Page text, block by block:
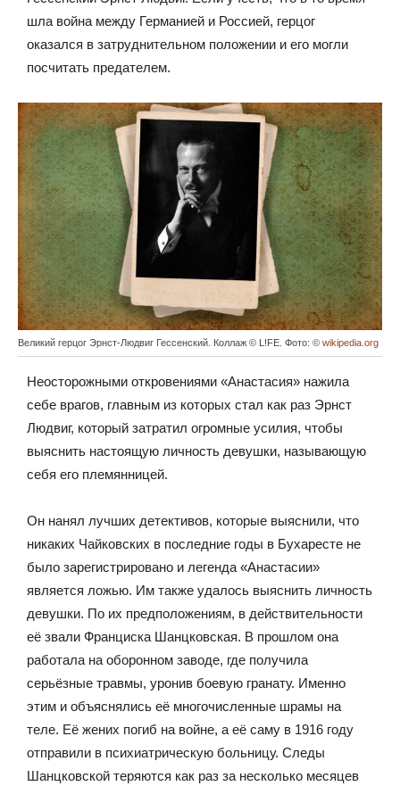
шла война между Германией и Россией, герцог
оказался в затруднительном положении и его могли
посчитать предателем.
Великий герцог Эрнст-Людвиг Гессенский. Коллаж © L!FE. Фото: © wikipedia.org
Неосторожными откровениями «Анастасия» нажила
себе врагов, главным из которых стал как раз Эрнст
Людвиг, который затратил огромные усилия, чтобы
выяснить настоящую личность девушки, называющую
себя его племянницей.
Он нанял лучших детективов, которые выяснили, что
никаких Чайковских в последние годы в Бухаресте не
было зарегистрировано и легенда «Анастасии»
является ложью. Им также удалось выяснить личность
девушки. По их предположениям, в действительности
её звали Франциска Шанцковская. В прошлом она
работала на оборонном заводе, где получила
серьёзные травмы, уронив боевую гранату. Именно
этим и объяснялись её многочисленные шрамы на
теле. Её жених погиб на войне, а её саму в 1916 году
отправили в психиатрическую больницу. Следы
Шанцковской теряются как раз за несколько месяцев